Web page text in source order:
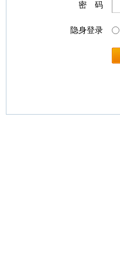
密 码
隐身登录